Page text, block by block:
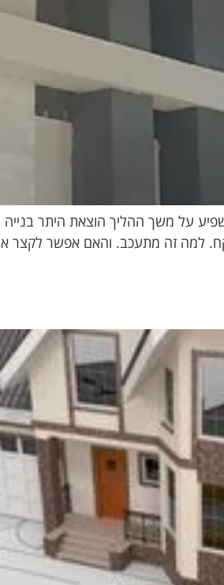
על משך ההליך הוצאת היתר בנייה
למה זה מתעכב. והאם אפשר לקצר